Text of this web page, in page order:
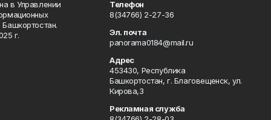
в Управлении
г.
Телефон
8(34766) 2-27-36
Эл. почта
panorama0184@mail.ru
Адрес
453430, Республика
Башкортостан, г. Благовещенск, ул.
Кирова,3
Рекламная служба